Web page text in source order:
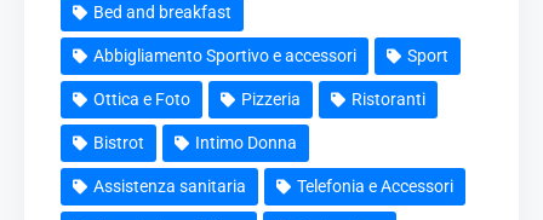
Bed and breakfast
Abbigliamento Sportivo e accessori Sport
Ottica e Foto Pizzeria Ristoranti
Bistrot Intimo Donna
Assistenza sanitaria Telefonia e Accessori